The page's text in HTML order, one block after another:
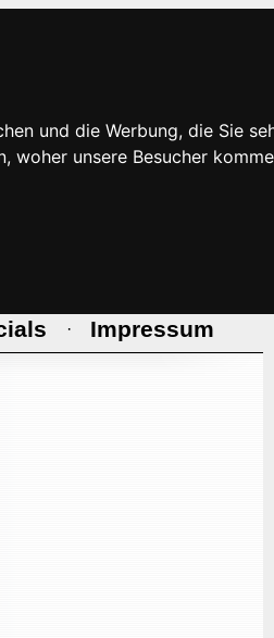
und die Werbung, die Sie
woher unsere Besucher
· Impressum